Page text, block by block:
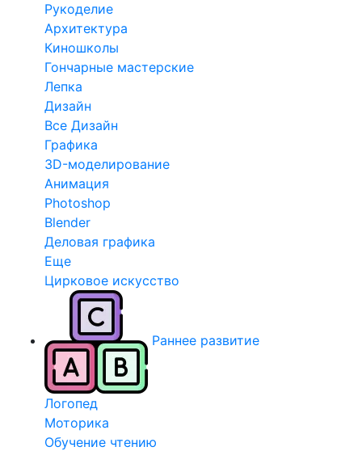
Рукоделие
Архитектура
Киношколы
Гончарные мастерские
Лепка
Дизайн
Все Дизайн
Графика
3D-моделирование
Анимация
Photoshop
Blender
Деловая графика
Еще
Цирковое искусство
Раннее развитие
Логопед
Моторика
Обучение чтению